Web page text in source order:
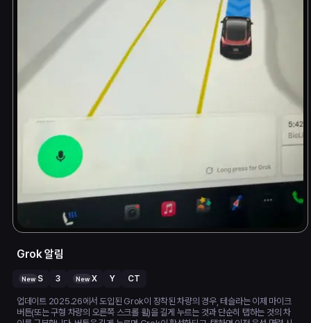
Grok 알림
New S 3 New X Y CT
업데이트 2025.26에서 도입된 Grok이 장착된 차량의 경우, 테슬라는 이제 마이크
버튼(또는 구형 차량의 오른쪽 스크롤 휠)을 길게 누르는 것과 단순히 탭하는 것의 차